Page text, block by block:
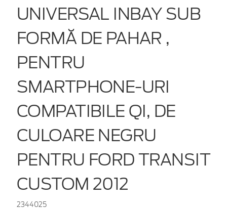
UNIVERSAL INBAY SUB
FORMĂ DE PAHAR ,
PENTRU
SMARTPHONE-URI
COMPATIBILE QI, DE
CULOARE NEGRU
PENTRU FORD TRANSIT
CUSTOM 2012
2344025